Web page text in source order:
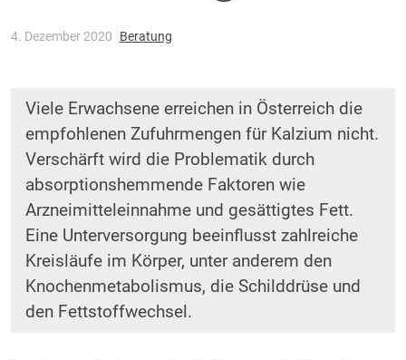
4. Dezember 2020 Beratung
Viele Erwachsene erreichen in Österreich die
empfohlenen Zufuhrmengen für Kalzium nicht.
Verschärft wird die Problematik durch
absorptionshemmende Faktoren wie
Arzneimitteleinnahme und gesättigtes Fett.
Eine Unterversorgung beeinflusst zahlreiche
Kreisläufe im Körper, unter anderem den
Knochenmetabolismus, die Schilddrüse und
den Fettstoffwechsel.